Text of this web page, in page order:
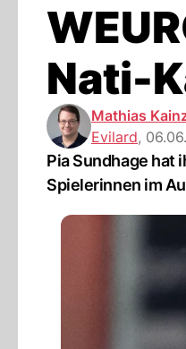
Nati-
Mathias
Evilard,
Pia Sundhage hat
Spielerinnen im